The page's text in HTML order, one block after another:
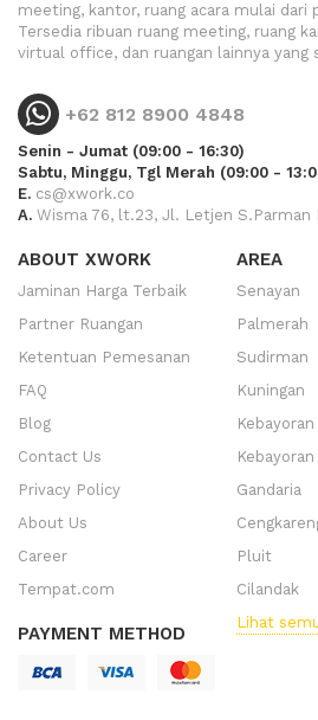
meeting, kantor, ruang acara mulai dari
Tersedia ribuan ruang meeting, ruang
virtual office, dan ruangan lainnya yang
+62 812 8900 4848
Senin - Jumat (09:00 - 16:30)
Sabtu, Minggu, Tgl Merah (09:00 -
E. cs@xwork.co
A. Wisma 76, lt.23, Jl. Letjen S.Parman
ABOUT XWORK
Jaminan Harga Terbaik
Partner Ruangan
Ketentuan Pemesanan
FAQ
Blog
Contact Us
Privacy Policy
About Us
Career
Tempat.com
PAYMENT METHOD
AREA
Senayan
Palmerah
Sudirman
Kuningan
Gandaria
Pluit
Cilandak
Lihat